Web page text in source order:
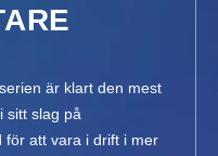
är klart den mest
sitt slag på
för att vara i drift i mer